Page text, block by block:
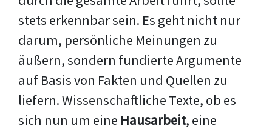
stets erkennbar sein. Es geht nicht nur
darum, persönliche Meinungen zu
äußern, sondern fundierte Argumente
auf Basis von Fakten und Quellen zu
liefern. Wissenschaftliche Texte, ob es
sich nun um eine Hausarbeit, eine